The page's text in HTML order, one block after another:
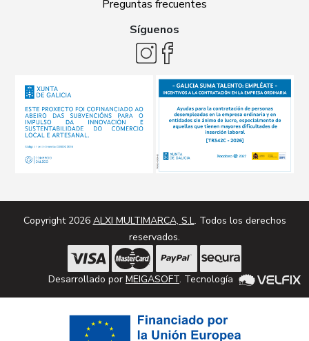
Preguntas frecuentes
Síguenos
Copyright 2026 ALXI MULTIMARCA, S.L. Todos los derechos
reservados.
Desarrollado por MEIGASOFT. Tecnología